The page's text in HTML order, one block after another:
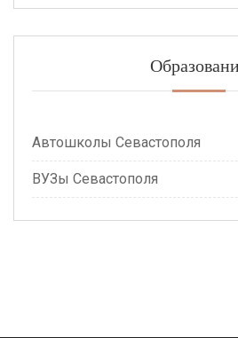
Автошколы Севастополя
УЗы Севастополя